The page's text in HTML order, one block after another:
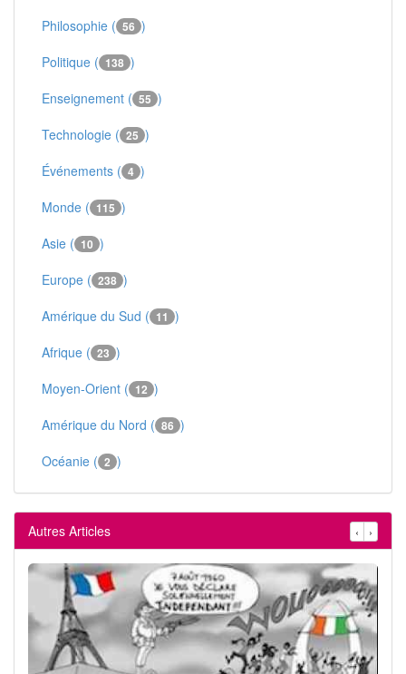
Philosophie ( 56 )
Politique ( 138 )
Enseignement ( 55 )
Technologie ( 25 )
Événements ( 4 )
Monde ( 115 )
Asie ( 10 )
Europe ( 238 )
Amérique du Sud ( 11 )
Afrique ( 23 )
Moyen-Orient ( 12 )
Amérique du Nord ( 86 )
Océanie ( 2 )
Autres Articles ‹ ›